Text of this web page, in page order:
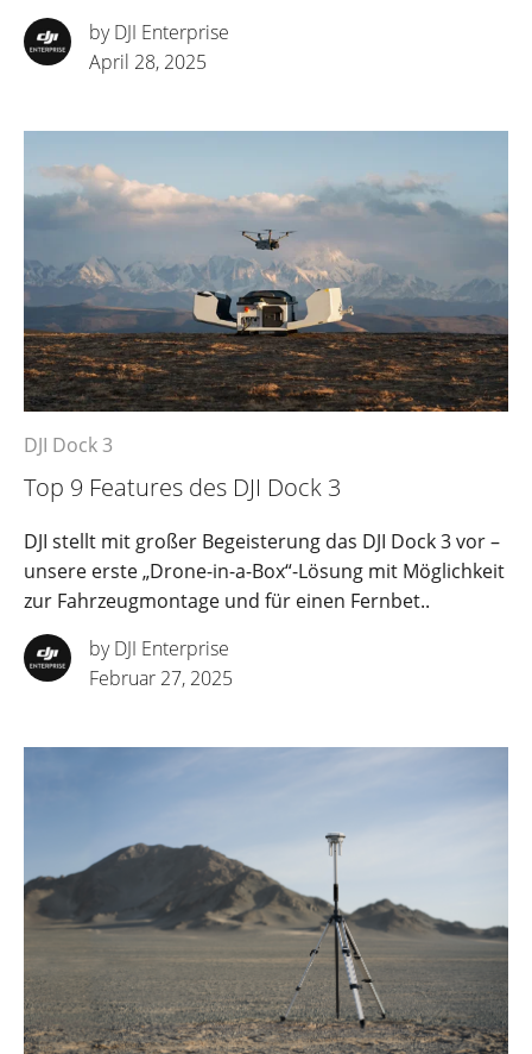
by DJI Enterprise
April 28, 2025
DJI Dock 3
Top 9 Features des DJI Dock 3
DJI stellt mit großer Begeisterung das DJI Dock 3 vor –
unsere erste „Drone-in-a-Box“-Lösung mit Möglichkeit
zur Fahrzeugmontage und für einen Fernbet..
by DJI Enterprise
Februar 27, 2025